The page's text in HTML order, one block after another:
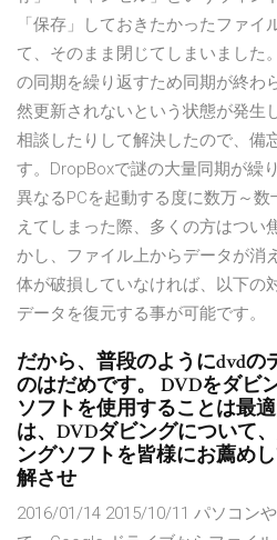
「保存」しておきたかったファイ
て、そのまま閉じてしまいました
の同期を繰り返すため同期が終わ
然更新されないという状態が発生
相談したりして解決したので、備
す。DropBoxで謎の大量同期が繰
異なるPCを起動する度に数万～
えてしまった際、多くの方はつい
かし、ファイル上からデータが消
体が破損していなければ、以下の
データを復元する事が可能です。
だから、普段のようにdvdの
のはだめです。 DVDをダビ
ソフトを使用することは最
は、DVDダビングについて
ングソフトを皆様にお薦め
解させ
2016/01/14 2015/10/11 パソコン